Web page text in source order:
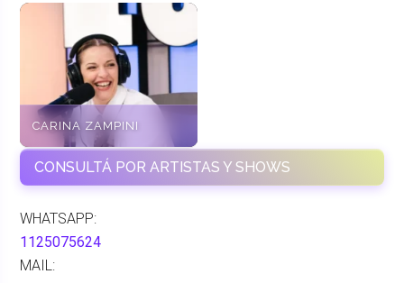
CARINA ZAMPINI
CONSULTÁ POR ARTISTAS Y SHOWS
WHATSAPP:
1125075624
MAIL: